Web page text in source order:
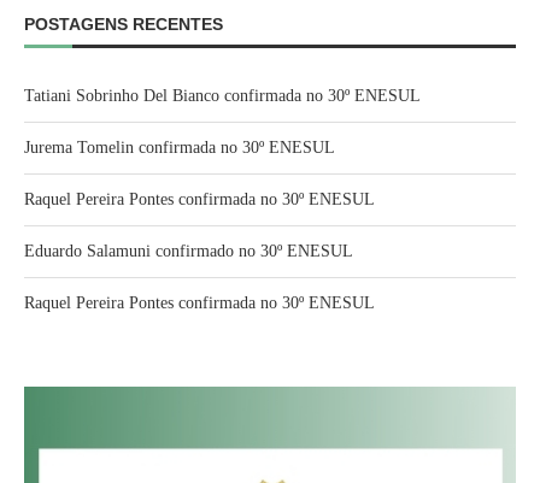
POSTAGENS RECENTES
Tatiani Sobrinho Del Bianco confirmada no 30º ENESUL
Jurema Tomelin confirmada no 30º ENESUL
Raquel Pereira Pontes confirmada no 30º ENESUL
Eduardo Salamuni confirmado no 30º ENESUL
Raquel Pereira Pontes confirmada no 30º ENESUL